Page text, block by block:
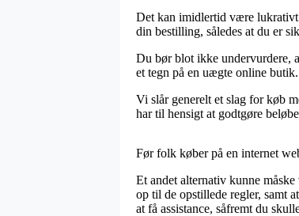
Det kan imidlertid være lukrativt
din bestilling, således at du er
Du bør blot ikke undervurdere,
et tegn på en uægte online
Vi slår generelt et slag for køb
har til hensigt at godtgøre
Før folk køber på en internet
Et andet alternativ kunne
op til de opstillede regler, samt
at få assistance, såfremt du